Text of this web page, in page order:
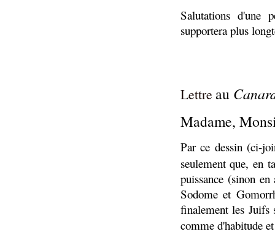
Salutations d'une
supportera plus
Lettre au
Madame,
Par ce dessin (ci-
seulement que, en
puissance (sinon
Sodome et
finalement les Juifs
comme d'habitude